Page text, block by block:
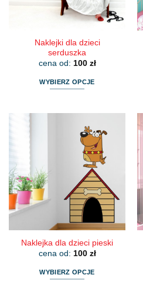
stronie
produktu
Naklejki dla dzieci
serduszka
cena od: 100 zł
WYBIERZ OPCJE
wiele
wariantów.
Opcje
można
wybrać
na
stronie
produktu
Naklejka dla dzieci pieski
cena od: 100 zł
WYBIERZ OPCJE